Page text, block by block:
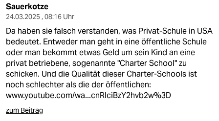
Sauerkotze
24.03.2025 , 08:16 Uhr
Da haben sie falsch verstanden, was Privat-Schule in USA
bedeutet. Entweder man geht in eine öffentliche Schule
oder man bekommt etwas Geld um sein Kind an eine
privat betriebene, sogenannte "Charter School" zu
schicken. Und die Qualität dieser Charter-Schools ist
noch schlechter als die der öffentlichen:
www.youtube.com/wa...cnRlciBzY2hvb2w%3D
zum Beitrag